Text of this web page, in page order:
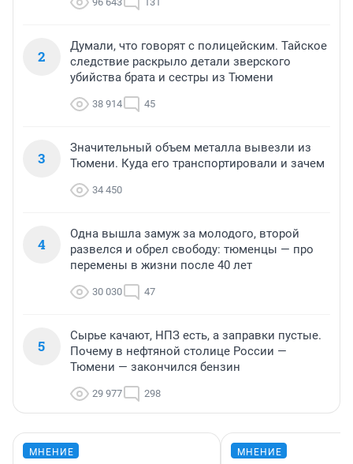
2
Думали, что говорят с полицейским. Тайское
следствие раскрыло детали зверского
убийства брата и сестры из Тюмени
38 914 45
3
Значительный объем металла вывезли из
Тюмени. Куда его транспортировали и зачем
34 450
4
Одна вышла замуж за молодого, второй
развелся и обрел свободу: тюменцы — про
перемены в жизни после 40 лет
30 030 47
5
Сырье качают, НПЗ есть, а заправки пустые.
Почему в нефтяной столице России —
Тюмени — закончился бензин
29 977 298
МНЕНИЕ МНЕНИЕ